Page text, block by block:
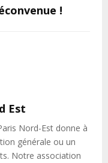
!
Est
Nord-Est donne à
générale ou un
Notre association